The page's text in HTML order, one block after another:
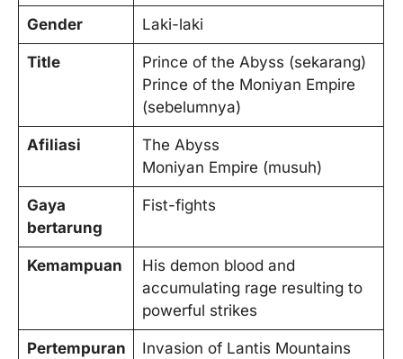
Gender Laki-laki
Title
Prince of the Abyss (sekarang)
Prince of the Moniyan Empire
(sebelumnya)
Afiliasi
The Abyss
Moniyan Empire (musuh)
Gaya
bertarung
Fist-fights
Kemampuan
His demon blood and
accumulating rage resulting to
powerful strikes
Pertempuran
Invasion of Lantis Mountains